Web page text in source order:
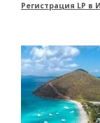
Регистрация LP в